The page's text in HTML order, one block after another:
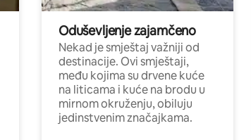
Oduševljenje zajamčeno
Nekad je smještaj važniji od
destinacije. Ovi smještaji,
među kojima su drvene kuće
na liticama i kuće na brodu u
mirnom okruženju, obiluju
jedinstvenim značajkama.